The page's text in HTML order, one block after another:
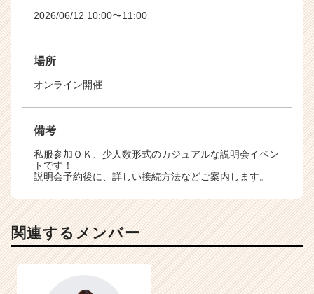
2026/06/12 10:00〜11:00
場所
オンライン開催
備考
私服参加ＯＫ、少人数形式のカジュアルな説明会イベン
トです！
説明会予約後に、詳しい接続方法などご案内します。
関連するメンバー